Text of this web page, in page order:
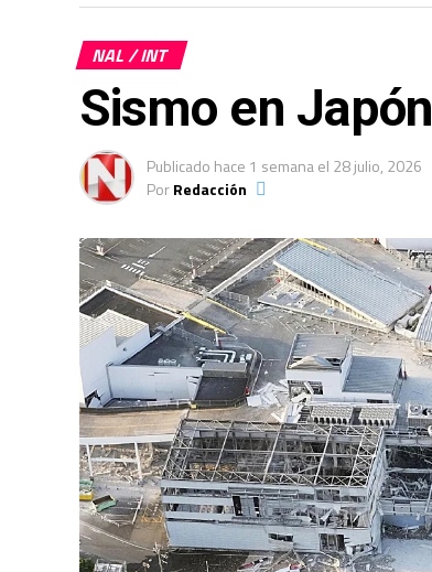
NAL / INT
Sismo en Japón
Publicado hace 1 semanael 28 julio, 2026
PorRedacción